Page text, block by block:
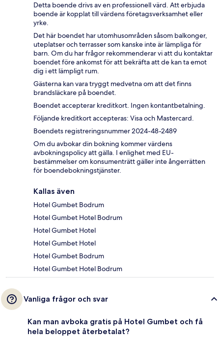
Detta boende drivs av en professionell värd. Att erbjuda
boende är kopplat till värdens företagsverksamhet eller
yrke.
Det här boendet har utomhusområden såsom balkonger,
uteplatser och terrasser som kanske inte är lämpliga för
barn. Om du har frågor rekommenderar vi att du kontaktar
boendet före ankomst för att bekräfta att de kan ta emot
dig i ett lämpligt rum.
Gästerna kan vara tryggt medvetna om att det finns
brandsläckare på boendet.
Boendet accepterar kreditkort. Ingen kontantbetalning.
Följande kreditkort accepteras: Visa och Mastercard.
Boendets registreringsnummer 2024-48-2489
Om du avbokar din bokning kommer värdens
avbokningspolicy att gälla. I enlighet med EU-
bestämmelser om konsumenträtt gäller inte ångerrätten
för boendebokningstjänster.
Kallas även
Hotel Gumbet Bodrum
Hotel Gumbet Hotel Bodrum
Hotel Gumbet Hotel
Hotel Gumbet Hotel
Hotel Gumbet Bodrum
Hotel Gumbet Hotel Bodrum
Vanliga frågor och svar
Kan man avboka gratis på Hotel Gumbet och få
hela beloppet återbetalat?